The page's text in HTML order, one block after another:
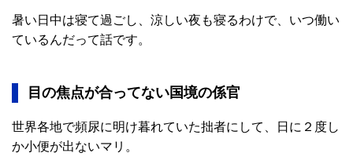
暑い日中は寝て過ごし、涼しい夜も寝るわけで、いつ働い
ているんだって話です。
目の焦点が合ってない国境の係官
世界各地で頻尿に明け暮れていた拙者にして、日に２度し
か小便が出ないマリ。